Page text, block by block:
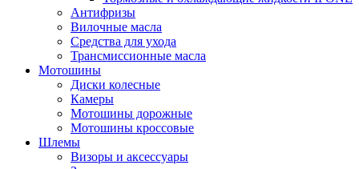
Антифризы
Вилочные масла
Средства для ухода
Трансмиссионные масла
Мотошины
Диски колесные
Камеры
Мотошины дорожные
Мотошины кроссовые
Шлемы
Визоры и аксессуары